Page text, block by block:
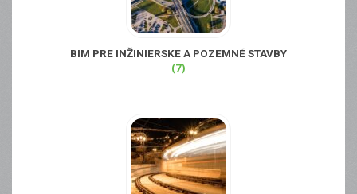
BIM PRE INŽINIERSKE A POZEMNÉ STAVBY
(7)